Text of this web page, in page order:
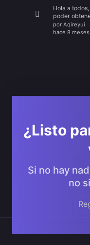
Hola a
poder
por Aqireyui
hace 8 meses
¿Listo
Si no hay
no